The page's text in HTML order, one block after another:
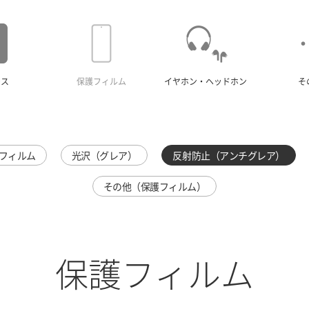
保護フィルム イヤホン・ヘッドホン そ
ィルム 光沢（グレア） 反射防止（アンチグレア）
その他（保護フィルム）
保護フィルム